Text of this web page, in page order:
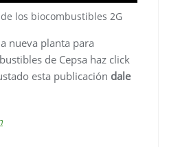
los biocombustibles 2G
nueva planta para
de Cepsa haz click
esta publicación dale